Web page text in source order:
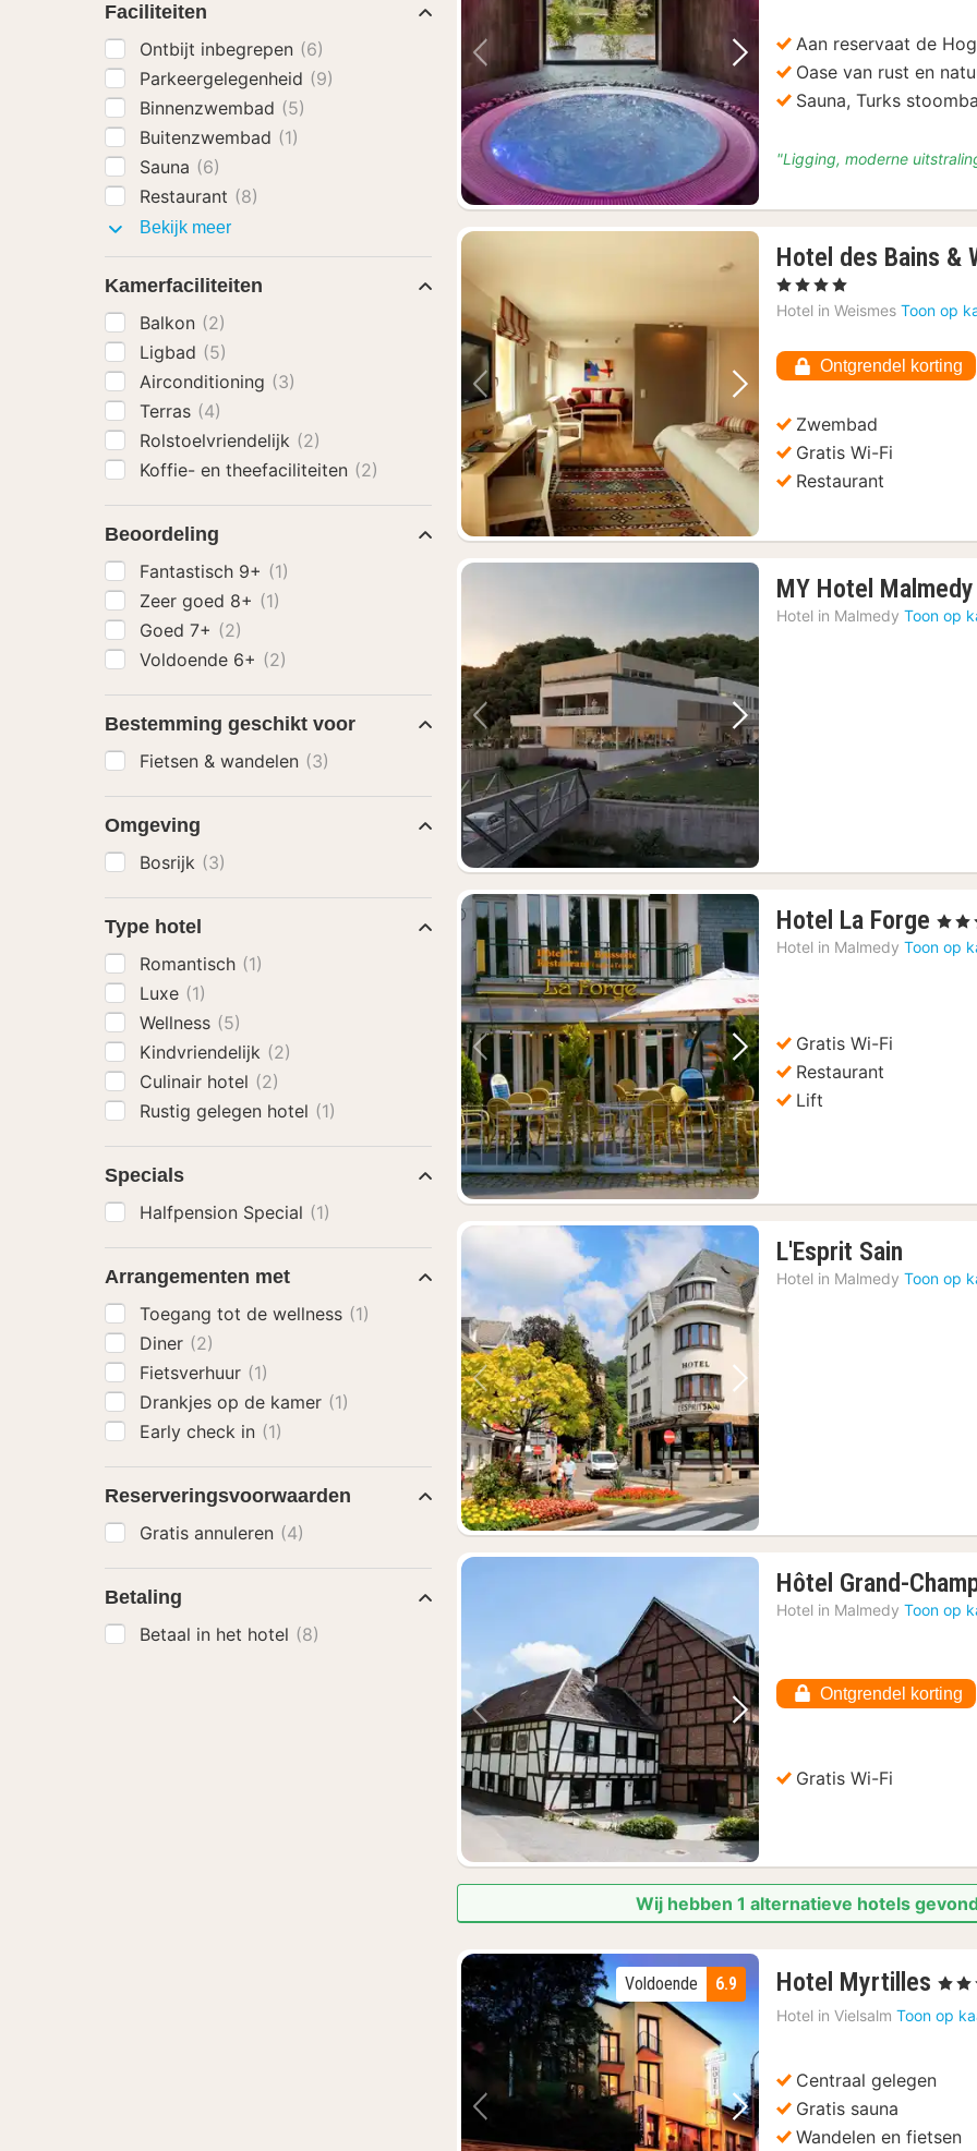
Vorige foto Volgende foto
Aan reservaat de
Oase van rust en
Sauna, Turks
"Ligging, moderne
Vorige foto Volgende foto
Hotel des Bains &
, 4 Sterren
Hotel in Weismes Toon op
Ontgrendel korting
Zwembad
Gratis Wi-Fi
Restaurant
Vorige foto Volgende foto
MY Hotel Malmedy
Hotel in Malmedy Toon op
Vorige foto Volgende foto
Hotel La Forge 1
, 3
Hotel in Malmedy Toon op
Gratis Wi-Fi
Restaurant
Lift
Vorige foto Volgende foto
L'Esprit Sain
nacht
Hotel in Malmedy Toon op
Vorige foto Volgende foto
Hôtel Grand-
Hotel in Malmedy Toon op
Ontgrendel korting
Gratis Wi-Fi
Wij hebben 1 alternatieve hotels
Volgende foto
6.9
Voldoende Hotel Myrtilles 1
, 3
Hotel in Vielsalm Toon op
Centraal gelegen
Gratis sauna
Wandelen en fietsen
Faciliteiten
Ontbijt inbegrepen (6)
Parkeergelegenheid (9)
Binnenzwembad (5)
Buitenzwembad (1)
Sauna (6)
Restaurant (8)
Bekijk meerFaciliteiten
Kamerfaciliteiten
Balkon (2)
Ligbad (5)
Airconditioning (3)
Terras (4)
Rolstoelvriendelijk (2)
Koffie- en theefaciliteiten (2)
Beoordeling
Fantastisch 9+ (1)
Zeer goed 8+ (1)
Goed 7+ (2)
Voldoende 6+ (2)
Bestemming geschikt voor
Fietsen & wandelen (3)
Omgeving
Bosrijk (3)
Type hotel
Romantisch (1)
Luxe (1)
Wellness (5)
Kindvriendelijk (2)
Culinair hotel (2)
Rustig gelegen hotel (1)
Specials
Halfpension Special (1)
Arrangementen met
Toegang tot de wellness (1)
Diner (2)
Fietsverhuur (1)
Drankjes op de kamer (1)
Early check in (1)
Reserveringsvoorwaarden
Gratis annuleren (4)
Betaling
Betaal in het hotel (8)